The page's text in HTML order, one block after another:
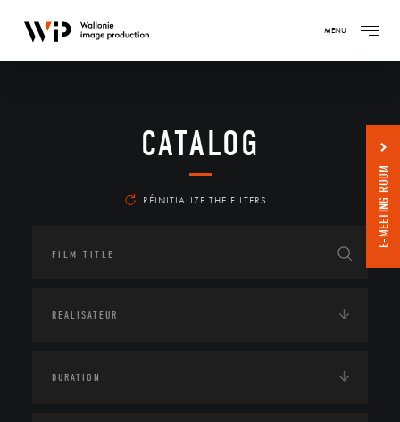
MENU
CATALOG
RÉINITIALIZE THE FILTERS E-MEETING ROOM